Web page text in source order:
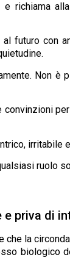
richiama
futuro con
Non è
convinzioni
irritabile
ruolo
priva di
che la
biologico